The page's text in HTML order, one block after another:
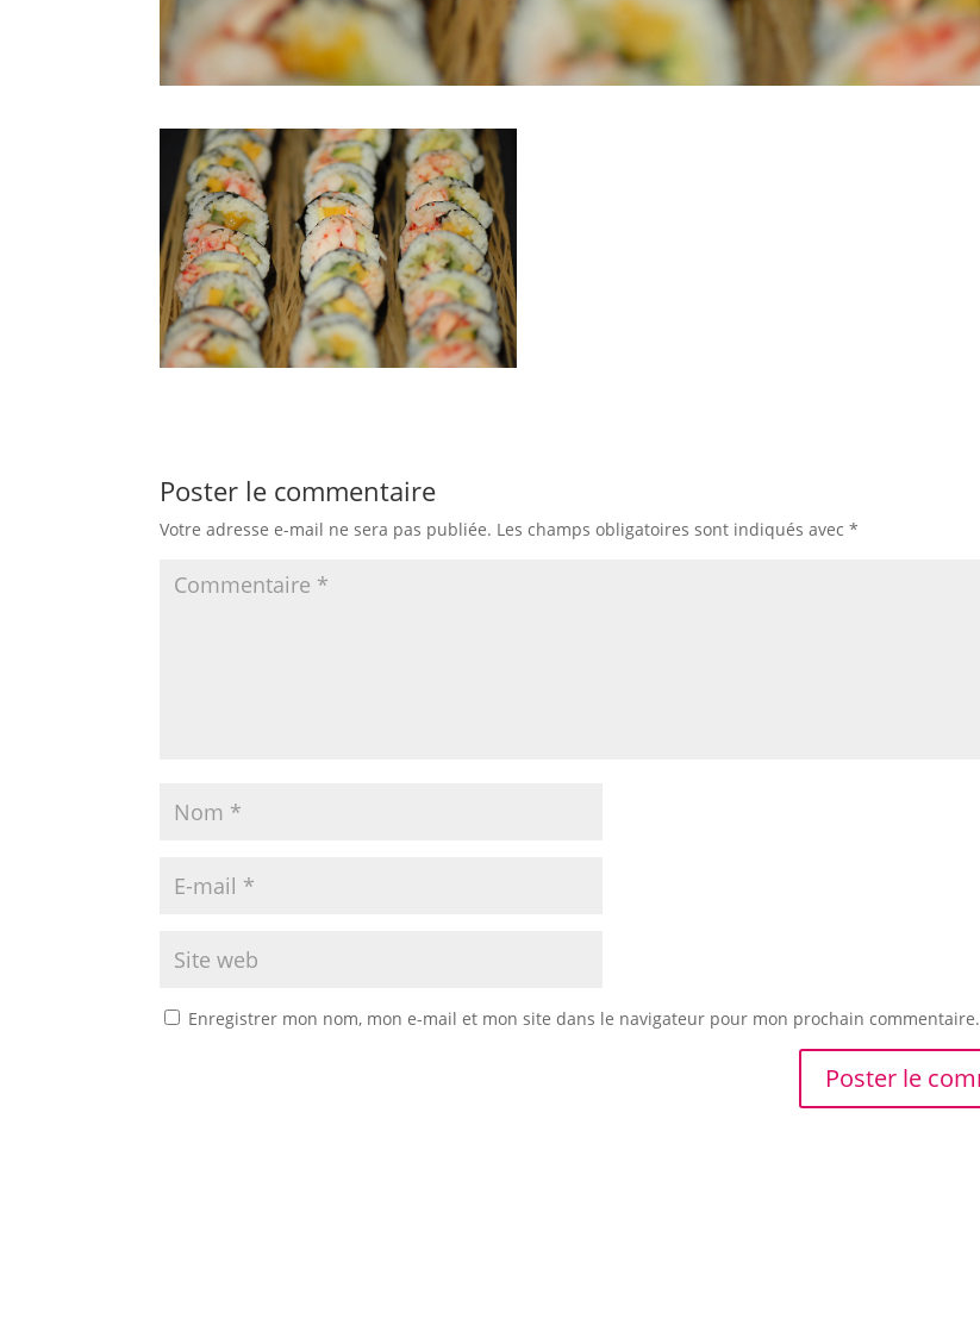
Poster le commentaire
Votre adresse e-mail ne sera pas publiée. Les champs obligatoires sont indiqués avec*
Enregistrer mon nom, mon e-mail et mon site dans le navigateur pour mon prochain commentaire.